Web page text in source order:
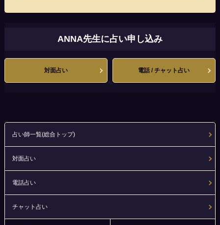
ANNA先生に占い申し込み
対面占い 電話 / チャット占い
占い師一覧(総合トップ)
対面占い
電話占い
チャット占い